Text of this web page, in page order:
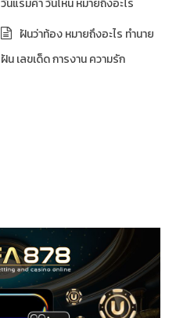
วันแรมค่ำ วันไหน หมายถึงอะไร
ฝันว่าท้อง หมายถึงอะไร ทำนาย
ฝัน เลขเด็ด การงาน ความรัก